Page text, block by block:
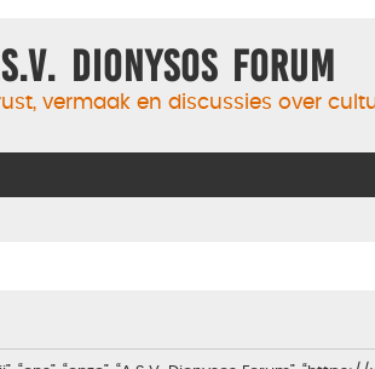
Dionysos Forum
vermaak en discussies over